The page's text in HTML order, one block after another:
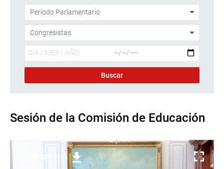
Sesión de la Comisión de Educación
Descargar foto